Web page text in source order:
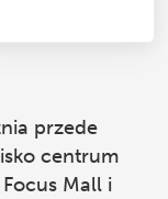
przede
centrum
Mall i